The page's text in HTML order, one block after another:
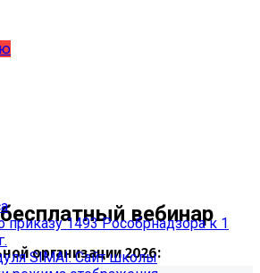
вебинар
организации 2026:
приказу 1493 Рособрнадзора к 1
SIMAI: Сайт школы